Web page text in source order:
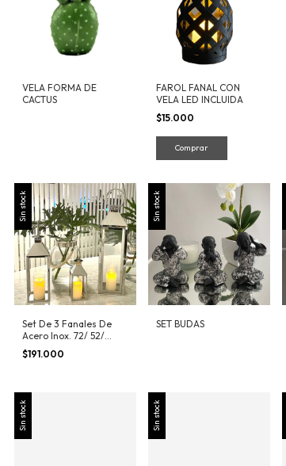
VELA FORMA DE
CACTUS
FAROL FANAL CON
VELA LED INCLUIDA
$15.000
Sin stock
Set De 3 Fanales De
Acero Inox. 72/ 52/
34cm
$191.000
Sin stock
SET BUDAS
Sin stock Sin stock